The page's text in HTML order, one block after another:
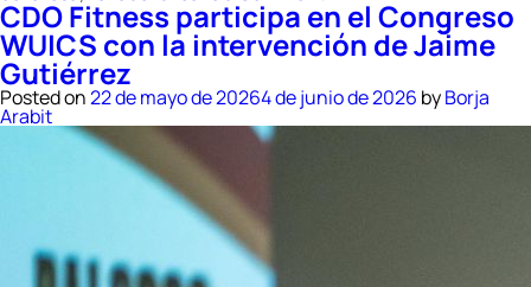
CDO
Covaresa
y
Almendrera
se
conectan
CDO Fitness participa en el Congreso
WUICS con la intervención de Jaime
Gutiérrez
Posted on22 de mayo de 20264 de junio de 2026 byBorja
Arabit